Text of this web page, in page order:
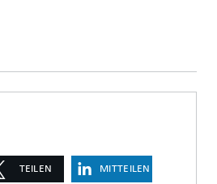
TEILEN MITTEILEN